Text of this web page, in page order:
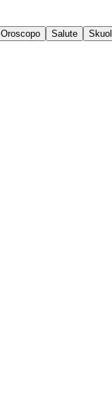
Oroscopo Salute